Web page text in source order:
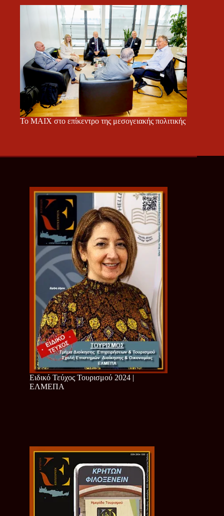
Το ΜΑΙΧ στο επίκεντρο της μεσογειακής πολιτικής
Ειδικό Τεύχος Τουρισμού 2024 |
ΕΛΜΕΠΑ